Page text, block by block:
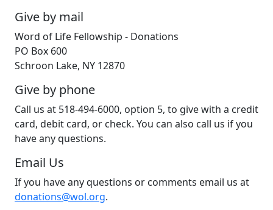
Give by mail
Word of Life Fellowship - Donations
PO Box 600
Schroon Lake, NY 12870
Give by phone
Call us at 518-494-6000, option 5, to give with a credit
card, debit card, or check. You can also call us if you
have any questions.
Email Us
If you have any questions or comments email us at
donations@wol.org.